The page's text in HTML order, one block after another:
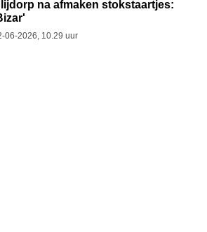
na afmaken stokstaartjes:
06-2026, 10.29 uur